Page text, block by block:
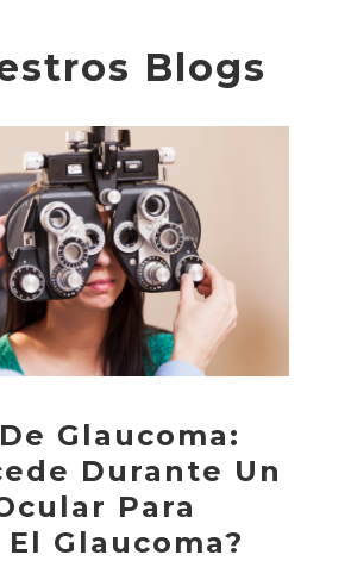
Blogs
Glaucoma:
Durante Un
Para
Glaucoma?